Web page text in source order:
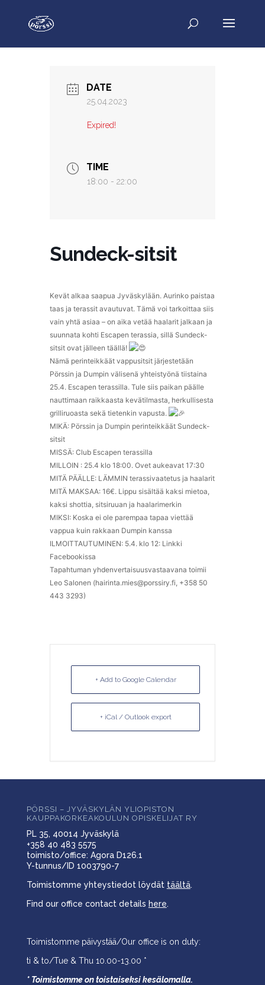
DATE
25.04.2023
Expired!
TIME
18:00 - 22:00
Sundeck-sitsit
Kevät alkaa saapua Jyväskylään. Aurinko paistaa
taas ja terassit avautuvat. Tämä voi tarkoittaa siis
vain yhtä asiaa – on aika vetää haalarit jalkaan ja
suunnata kohti Escapen terassia, sillä Sundeck-
sitsit ovat jälleen täällä!
Nämä perinteikkäät vappusitsit järjestetään
Pörssin ja Dumpin välisenä yhteistyönä tiistaina
25.4. Escapen terassilla. Tule siis paikan päälle
nauttimaan raikkaasta kevätilmasta, herkullisesta
grilliruoasta sekä tietenkin vapusta.
MIKÄ: Pörssin ja Dumpin perinteikkäät Sundeck-
sitsit
MISSÄ: Club Escapen terassilla
MILLOIN : 25.4 klo 18:00. Ovet aukeavat 17:30
MITÄ PÄÄLLE: LÄMMIN terassivaatetus ja haalarit
MITÄ MAKSAA: 16€. Lippu sisältää kaksi mietoa,
kaksi shottia, sitsiruuan ja haalarimerkin
MIKSI: Koska ei ole parempaa tapaa viettää
vappua kuin rakkaan Dumpin kanssa
ILMOITTAUTUMINEN: 5.4. klo 12: Linkki
Facebookissa
Tapahtuman yhdenvertaisuusvastaavana toimii
Leo Salonen (hairinta.mies@porssiry.fi, +358 50
443 3293)
+ Add to Google Calendar
+ iCal / Outlook export
PÖRSSI – JYVÄSKYLÄN YLIOPISTON
KAUPPAKORKEAKOULUN OPISKELIJAT RY
PL 35, 40014 Jyväskylä
+358 40 483 5575
toimisto/office: Agora D126.1
Y-tunnus/ID 1003790-7
Toimistomme yhteystiedot löydät täältä.
Find our office contact details here.
Toimistomme päivystää/Our office is on duty:
ti & to/Tue & Thu 10.00-13.00 *
* Toimistomme on toistaiseksi kesälomalla.